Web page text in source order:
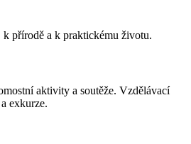
k přírodě a k praktickému životu.
aktivity a soutěže. Vzdělávací
exkurze.